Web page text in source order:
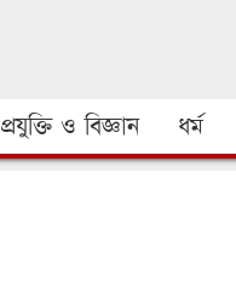
প্রযুক্তি ও বিজ্ঞান ধর্ম